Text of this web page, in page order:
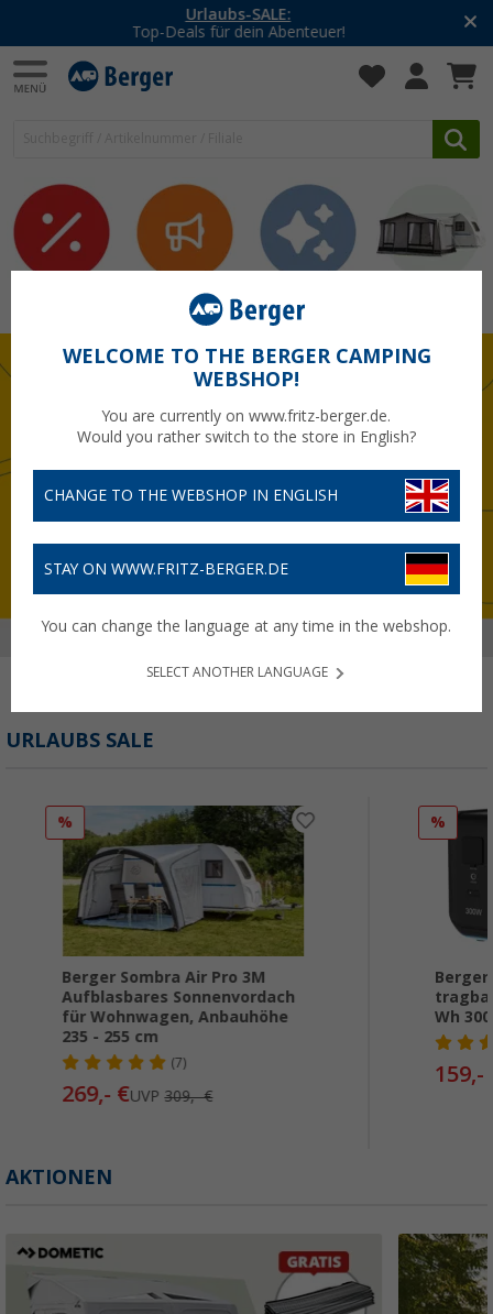
-20% auf Kleidung und Schuhe
Mit dem Aktionscode20SSV
Neuheiten Themen
URLAUBS SALE
%
Berger Sombra Air Pro 3M
Aufblasbares Sonnenvordach
für Wohnwagen, Anbauhöhe
235 - 255 cm
(7)
269,- €UVP309,- €
%
Berger
Wh
159,-
AKTIONEN
WELCOME TO THE BERGER CAMPING
WEBSHOP!
You are currently on www.fritz-berger.de.
Would you rather switch to the store in English?
CHANGE TO THE WEBSHOP IN ENGLISH
STAY ON WWW.FRITZ-BERGER.DE
You can change the language at any time in the webshop.
SELECT ANOTHER LANGUAGE